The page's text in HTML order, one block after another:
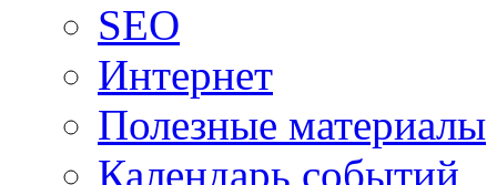
SEO
Интернет
Полезные материалы
Календарь событий